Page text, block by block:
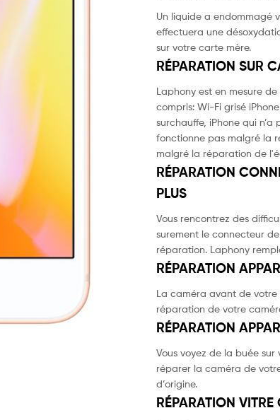
Un liquide a endommagé
effectuera une
sur votre carte mère.
RÉPARATION SUR
Laphony est en mesure
compris: Wi-Fi grisé
surchauffe, iPhone qui n’a
fonctionne pas malgré la
malgré la réparation de
RÉPARATION
PLUS
Vous rencontrez des
surement le connecteur
réparation. Laphony
RÉPARATION
La caméra avant de
réparation de votre
RÉPARATION
Vous voyez de la buée
réparer la caméra de
d’origine.
RÉPARATION